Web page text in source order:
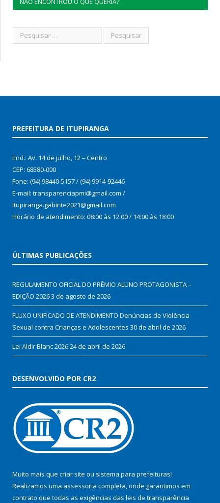
PREFEITURA DE ITUPIRANGA
End.: Av. 14 de julho, 12 – Centro
CEP: 68580-000
Fone: (94) 98440-5157 / (94) 9914-92446
E-mail: transparenciapmi@gmail.com /
Itupiranga.gabinte2021@gmail.com
Horário de atendimento: 08:00 às 12:00 / 14:00 às 18:00
ÚLTIMAS PUBLICAÇÕES
REGULAMENTO OFICIAL DO PRÊMIO ALUNO PROTAGONISTA –
EDIÇÃO 20263 de agosto de 2026
FLUXO UNIFICADO DE ATENDIMENTO Denúncias de Violência
Sexual contra Crianças e Adolescentes 30 de abril de 2026
Lei Aldir Blanc 202624 de abril de 2026
DESENVOLVIDO POR CR2
Muito mais que criar site ou sistema para prefeituras!
Realizamos uma assessoria completa, onde garantimos em
contrato que todas as exigências das leis de transparência